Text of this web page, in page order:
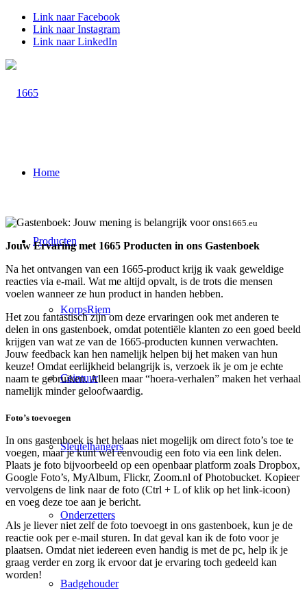
Link naar Facebook
Link naar Instagram
Link naar LinkedIn
Home
Producten
KorpsRiem
Ceintuur
Sleutelhangers
Onderzetters
Badgehouder
1665.eu
Jouw Ervaring met 1665 Producten in ons Gastenboek
Na het ontvangen van een 1665-product krijg ik vaak geweldige
reacties via e-mail. Wat me altijd opvalt, is de trots die mensen
voelen wanneer ze hun product in handen hebben.
Het zou fantastisch zijn om deze ervaringen ook met anderen te
delen in ons gastenboek, omdat potentiële klanten zo een goed beeld
krijgen van wat ze van de 1665-producten kunnen verwachten.
Jouw feedback kan hen namelijk helpen bij het maken van hun
keuze! Omdat eerlijkheid belangrijk is, verzoek ik je om je echte
naam te gebruiken. Alleen maar “hoera-verhalen” maken het verhaal
namelijk minder geloofwaardig.
Foto’s toevoegen
In ons gastenboek is het helaas niet mogelijk om direct foto’s toe te
voegen, maar je kunt wel eenvoudig een foto via een link delen.
Plaats je foto bijvoorbeeld op een openbaar platform zoals Dropbox,
Google Foto’s, MyAlbum, Flickr, Zoom.nl of Photobucket. Kopieer
vervolgens de link naar de foto (Ctrl + L of klik op het link-icoon)
en voeg deze toe aan je bericht.
Als je liever niet zelf de foto toevoegt in ons gastenboek, kun je de
reactie ook per e-mail sturen. In dat geval kan ik de foto voor je
plaatsen. Omdat niet iedereen even handig is met de pc, help ik je
graag verder en zorg ik ervoor dat je ervaring toch gedeeld kan
worden!